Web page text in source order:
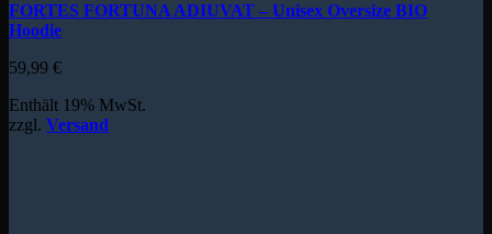
FORTES FORTUNA ADIUVAT – Unisex Oversize BIO
Hoodie
59,99 €
Enthält 19% MwSt.
zzgl. Versand